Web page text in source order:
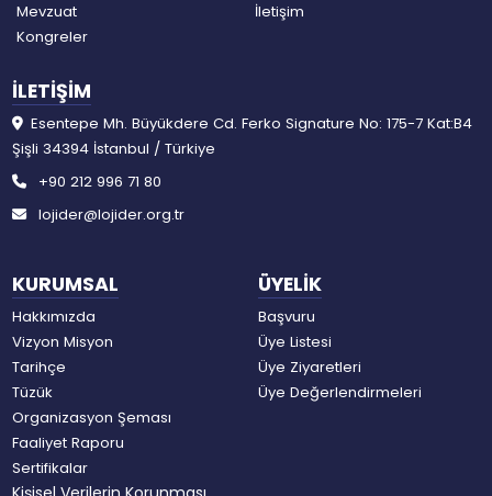
Mevzuat
Kongreler
İletişim
KURUMSAL
Hakkımızda
Vizyon Misyon
Tarihçe
Tüzük
Organizasyon Şeması
Faaliyet Raporu
Sertifikalar
ÜYELİK
Başvuru
Üye Listesi
Üye Ziyaretleri
Üye Değerlendirmeleri
İLETİŞİM
Esentepe Mh. Büyükdere Cd. Ferko Signature No: 175-7 Kat:B4
Şişli 34394 İstanbul / Türkiye
+90 212 996 71 80
lojider@lojider.org.tr